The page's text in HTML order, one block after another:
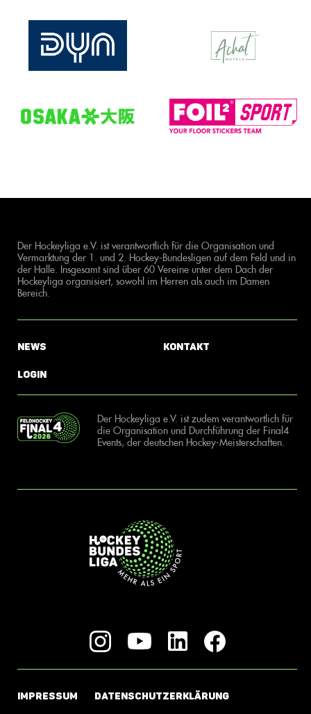
Der Hockeyliga e.V. ist verantwortlich für die Organisation und
Vermarktung der 1. und 2. Hockey-Bundesligen auf dem Feld und in
der Halle. Insgesamt sind über 60 Vereine unter dem Dach der
Hockeyliga organisiert, sowohl im Herren als auch im Damen
Bereich.
News
Login
Kontakt
Der Hockeyliga e.V. ist zudem verantwortlich für
die Organisation und Durchführung der Final4
Events, der deutschen Hockey-Meisterschaften.
IMPRESSUM DATENSCHUTZERKLÄRUNG